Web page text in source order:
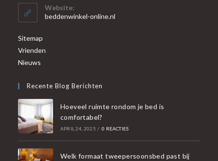
Website:
beddenwinkel-online.nl
Sitemap
Vrienden
Nieuws
Recente Blog Berichten
Hoeveel ruimte rondom je bed is
comfortabel?
APRIL 24, 2025 / 0 REACTIES
Welk formaat tweepersoonsbed past bij